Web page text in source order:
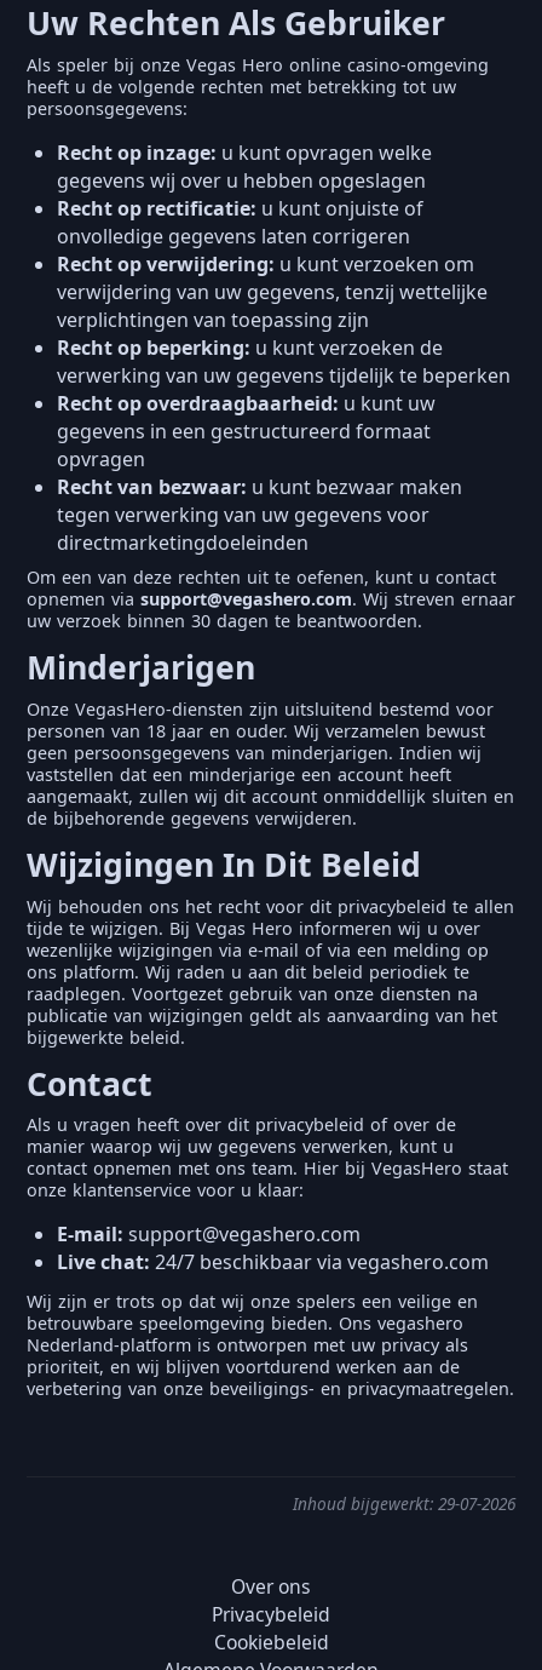
Uw Rechten Als Gebruiker
Als speler bij onze Vegas Hero online casino-omgeving
heeft u de volgende rechten met betrekking tot uw
persoonsgegevens:
Recht op inzage: u kunt opvragen welke
gegevens wij over u hebben opgeslagen
Recht op rectificatie: u kunt onjuiste of
onvolledige gegevens laten corrigeren
Recht op verwijdering: u kunt verzoeken om
verwijdering van uw gegevens, tenzij wettelijke
verplichtingen van toepassing zijn
Recht op beperking: u kunt verzoeken de
verwerking van uw gegevens tijdelijk te beperken
Recht op overdraagbaarheid: u kunt uw
gegevens in een gestructureerd formaat
opvragen
Recht van bezwaar: u kunt bezwaar maken
tegen verwerking van uw gegevens voor
directmarketingdoeleinden
Om een van deze rechten uit te oefenen, kunt u contact
opnemen via support@vegashero.com. Wij streven ernaar
uw verzoek binnen 30 dagen te beantwoorden.
Minderjarigen
Onze VegasHero-diensten zijn uitsluitend bestemd voor
personen van 18 jaar en ouder. Wij verzamelen bewust
geen persoonsgegevens van minderjarigen. Indien wij
vaststellen dat een minderjarige een account heeft
aangemaakt, zullen wij dit account onmiddellijk sluiten en
de bijbehorende gegevens verwijderen.
Wijzigingen In Dit Beleid
Wij behouden ons het recht voor dit privacybeleid te allen
tijde te wijzigen. Bij Vegas Hero informeren wij u over
wezenlijke wijzigingen via e-mail of via een melding op
ons platform. Wij raden u aan dit beleid periodiek te
raadplegen. Voortgezet gebruik van onze diensten na
publicatie van wijzigingen geldt als aanvaarding van het
bijgewerkte beleid.
Contact
Als u vragen heeft over dit privacybeleid of over de
manier waarop wij uw gegevens verwerken, kunt u
contact opnemen met ons team. Hier bij VegasHero staat
onze klantenservice voor u klaar:
E-mail: support@vegashero.com
Live chat: 24/7 beschikbaar via vegashero.com
Wij zijn er trots op dat wij onze spelers een veilige en
betrouwbare speelomgeving bieden. Ons vegashero
Nederland-platform is ontworpen met uw privacy als
prioriteit, en wij blijven voortdurend werken aan de
verbetering van onze beveiligings- en privacymaatregelen.
Inhoud bijgewerkt: 29-07-2026
Over ons
Privacybeleid
Cookiebeleid